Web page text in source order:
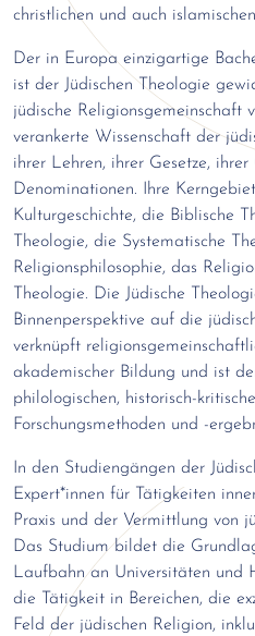
christlichen und auch
Der in Europa einzigartige
ist der Jüdischen Theologie
jüdische Religionsgemeinschaft
verankerte Wissenschaft der
ihrer Lehren, ihrer Gesetze,
Denominationen. Ihre
Kulturgeschichte, die Biblische
Theologie, die Systematische
Religionsphilosophie, das
Theologie. Die Jüdische
Binnenperspektive auf die
verknüpft
akademischer Bildung und ist
philologischen, historisch-
Forschungsmethoden und -
In den Studiengängen der
Expert*innen für Tätigkeiten
Praxis und der Vermittlung von
Das Studium bildet die
Laufbahn an Universitäten und
die Tätigkeit in Bereichen, die
Feld der jüdischen Religion,